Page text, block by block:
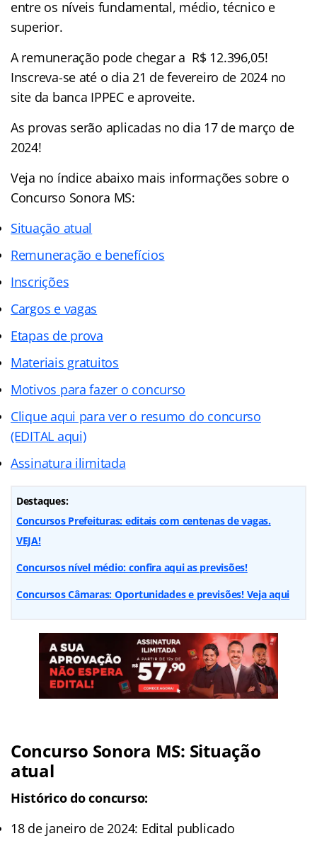
entre os níveis fundamental, médio, técnico e
superior.
A remuneração pode chegar a R$ 12.396,05!
Inscreva-se até o dia 21 de fevereiro de 2024 no
site da banca IPPEC e aproveite.
As provas serão aplicadas no dia 17 de março de
2024!
Veja no índice abaixo mais informações sobre o
Concurso Sonora MS:
Situação atual
Remuneração e benefícios
Inscrições
Cargos e vagas
Etapas de prova
Materiais gratuitos
Motivos para fazer o concurso
Clique aqui para ver o resumo do concurso
(EDITAL aqui)
Assinatura ilimitada
Destaques:
Concursos Prefeituras: editais com centenas de vagas.
VEJA!
Concursos nível médio: confira aqui as previsões!
Concursos Câmaras: Oportunidades e previsões! Veja aqui
Concurso Sonora MS: Situação
atual
Histórico do concurso:
18 de janeiro de 2024: Edital publicado